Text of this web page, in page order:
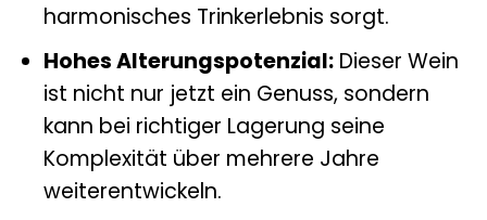
harmonisches Trinkerlebnis sorgt.
Hohes Alterungspotenzial:Dieser Wein
ist nicht nur jetzt ein Genuss, sondern
kann bei richtiger Lagerung seine
Komplexität über mehrere Jahre
weiterentwickeln.